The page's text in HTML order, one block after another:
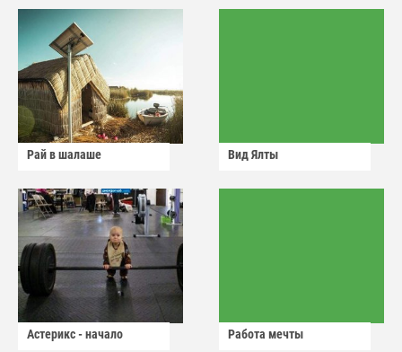
Рай в шалаше Вид Ялты
Астерикс - начало Работа мечты